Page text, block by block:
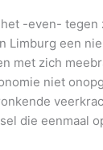
-even-
Limburg een
met zich
niet
die eenmaal